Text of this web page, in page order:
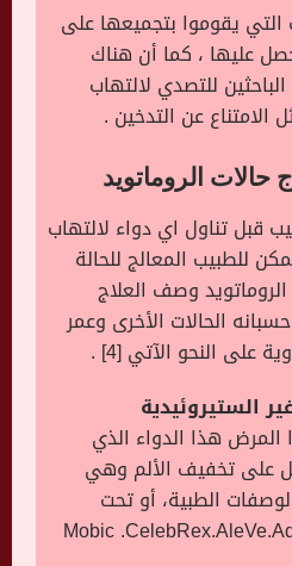
يقوموا بتجميعها على
عليها ، كما أن هناك
للتصدي لالتهاب
الامتناع عن التدخين .
حالات الروماتويد
قبل تناول اي دواء لالتهاب
للطبيب المعالج للحالة
وصف العلاج
الحالات الأخرى وعمر
على النحو الآتي [4] .
الستيروئيدية
هذا الدواء الذي
على تخفيف الألم وهي
الطبية، أو تحت